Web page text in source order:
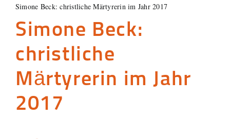
Impressum
Cookies
Simone Beck: christliche Märtyrerin im Jahr 2017
Simone Beck:
christliche
Märtyrerin im Jahr
2017